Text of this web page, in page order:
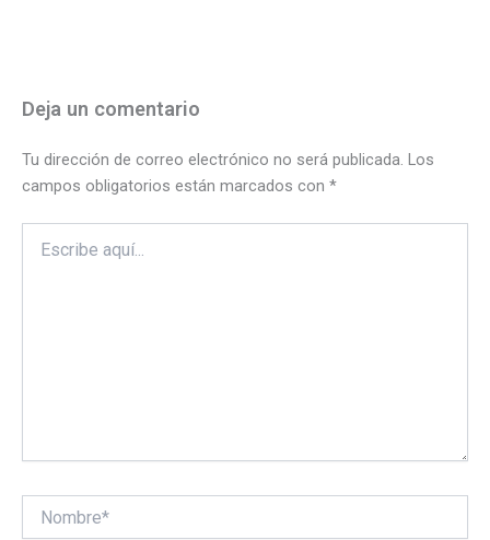
Deja un comentario
Tu dirección de correo electrónico no será publicada. Los
campos obligatorios están marcados con *
aquí...